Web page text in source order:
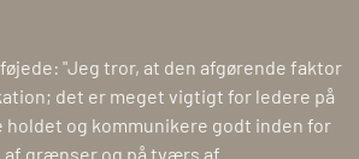
"Jeg tror, at den afgørende faktor
det er meget vigtigt for ledere på
holdet og kommunikere godt inden for
grænser og på tværs af